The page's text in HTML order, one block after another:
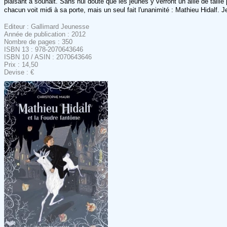
chacun voit midi à sa porte, mais un seul fait l'unanimité : Mathieu Hidalf.
Editeur : Gallimard Jeunesse
Année de publication : 2012
Nombre de pages : 350
ISBN 13 : 978-2070643646
ISBN 10 / ASIN : 2070643646
Prix : 14,50
Devise : €